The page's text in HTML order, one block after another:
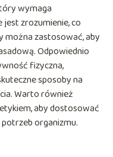
wymaga
zrozumienie, co
można zastosować, aby
Odpowiednio
fizyczna,
sposoby na
Warto również
aby dostosować
organizmu.